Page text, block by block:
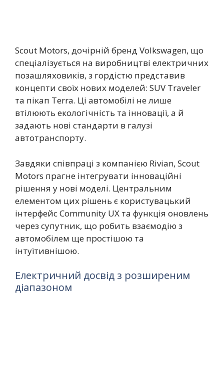
Scout Motors, дочірній бренд Volkswagen, що
спеціалізується на виробництві електричних
позашляховиків, з гордістю представив
концепти своїх нових моделей: SUV Traveler
та пікап Terra. Ці автомобілі не лише
втілюють екологічність та інновації, а й
задають нові стандарти в галузі
автотранспорту.
Завдяки співпраці з компанією Rivian, Scout
Motors прагне інтегрувати інноваційні
рішення у нові моделі. Центральним
елементом цих рішень є користувацький
інтерфейс Community UX та функція оновлень
через супутник, що робить взаємодію з
автомобілем ще простішою та
інтуїтивнішою.
Електричний досвід з розширеним
діапазоном